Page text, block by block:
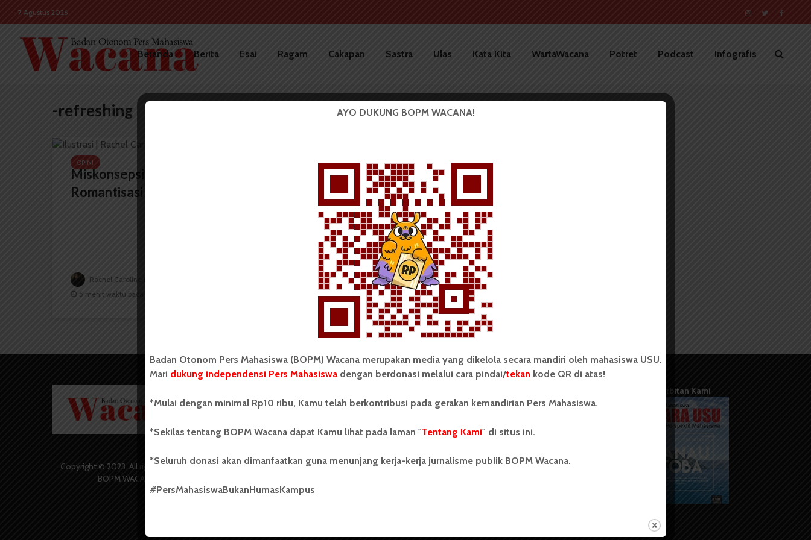
7 Agustus 2026
Beranda Berita Esai Ragam Cakapan Sastra Ulas Kata Kita WartaWacana Potret Podcast Infografis
-refreshing
OPINI
Miskonsepsi Self Healing:
Romantisasi hingga Foya-foya
Rachel Caroline L. Toruan
5 menit waktu baca
Copyright © 2023. All rights reserved
BOPM WACANA.
Wacana merupakan pers mahasiswa
secara mandiri oleh mahasiswa
Universitas Sumatera Utara (USU).
salah satu Unit Kegiatan Mahasiswa
dengan nama Pers Mahasiswa SUARA
USU yang berdiri pada 1 Juli 1995.
Info Iklan
Pedoman Media Siber
Terbitan Kami
AYO DUKUNG BOPM WACANA!
Badan Otonom Pers Mahasiswa (BOPM) Wacana merupakan media yang dikelola secara mandiri oleh mahasiswa USU.
Mari dukung independensi Pers Mahasiswadengan berdonasi melalui cara pindai/tekan kode QR di atas!
*Mulai dengan minimal Rp10 ribu, Kamu telah berkontribusi pada gerakan kemandirian Pers Mahasiswa.
*Sekilas tentang BOPM Wacana dapat Kamu lihat pada laman "Tentang Kami" di situs ini.
*Seluruh donasi akan dimanfaatkan guna menunjang kerja-kerja jurnalisme publik BOPM Wacana.
#PersMahasiswaBukanHumasKampus